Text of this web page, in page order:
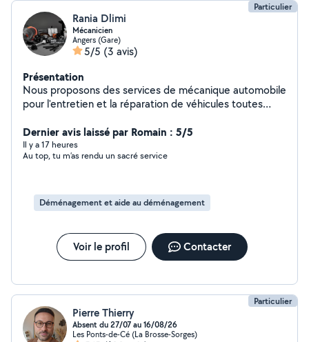
Particulier
Rania Dlimi
Mécanicien
Angers (Gare)
5/5 (3 avis)
Présentation
Nous proposons des services de mécanique automobile
pour l'entretien et la réparation de véhicules toutes
de véhicules d'occasion. Prestations réalisées : *
Diagnostic des pannes mécaniques. * Vidange et
remplacement des filtres. * Changement des
suspension. * Remplacement de courroies et de pièces
d'usure. * Montage et remplacement de pneumatiques.
prêt : Un véhicule de prêt peut être mis à disposition,
selon disponibilité, pendant la durée des réparations ou
Dernier avis laissé par Romain : 5/5
Il y a 17 heures
Au top, tu m’as rendu un sacré service
Déménagement et aide au déménagement
Voir le profil Contacter
Particulier
Pierre Thierry
Absent du 27/07 au 16/08/26
Les Ponts-de-Cé (La Brosse-Sorges)